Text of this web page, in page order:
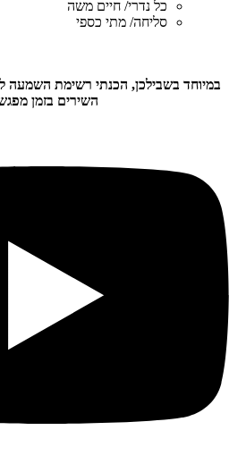
כל נדרי/ חיים משה
סליחה/ מתי כספי
במיוחד בשבילכן, הכנתי רשימת השמעה
השירים בזמן